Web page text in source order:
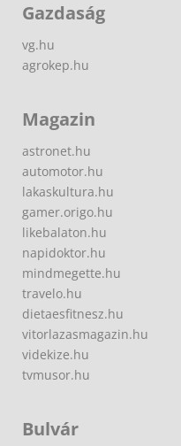
Gazdaság
vg.hu
agrokep.hu
Magazin
astronet.hu
automotor.hu
lakaskultura.hu
gamer.origo.hu
likebalaton.hu
napidoktor.hu
mindmegette.hu
travelo.hu
dietaesfitnesz.hu
vitorlazasmagazin.hu
videkize.hu
tvmusor.hu
Bulvár